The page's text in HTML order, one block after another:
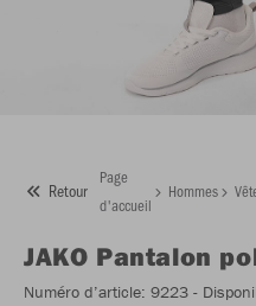
Retour
Page
d'accueil
Hommes
JAKO Pantalon
Numéro d’article: 9223 -